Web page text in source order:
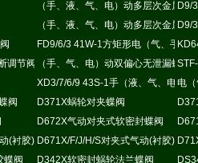
（手、液、气、电）动多层次金属硬
D9/
（手、液、气、电）动多层次金属硬
D9/
FD9/6/3 41W-1方矩形电（气、手）
调节阀 （手、气、电）动双偏心无泄漏蝶阀
XD3/7/6/9 43S-1手（液、气、电）动
电（
阀 D371X蜗轮对夹蝶阀
D672X气动对夹式软密封蝶阀
(衬胶)脱硫蝶阀
D671X/F/J/H/S对夹式气动(衬胶)脱硫
蝶阀 D342X软密封蜗轮法兰蝶阀